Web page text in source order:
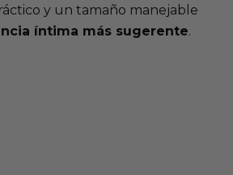
y un tamaño manejable
íntima más sugerente.